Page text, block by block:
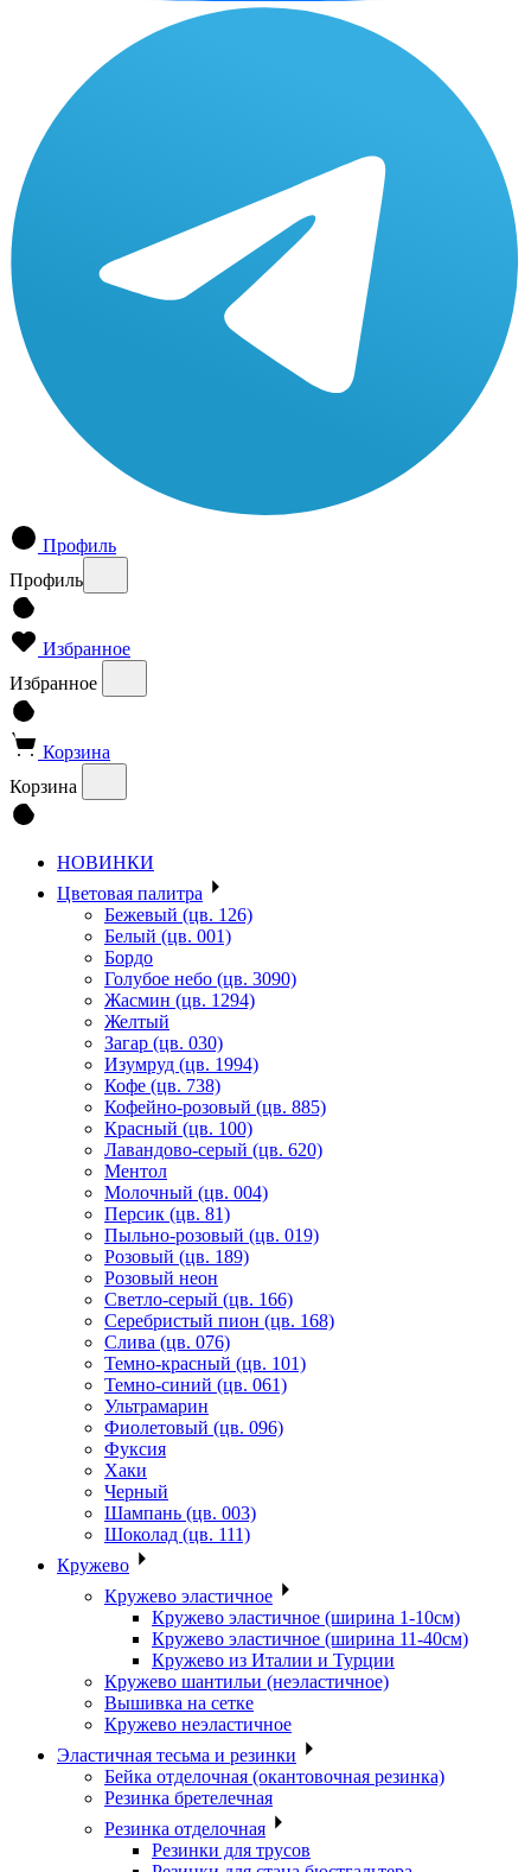
Профиль
Профиль
Избранное
Избранное
Корзина
Корзина
НОВИНКИ
Цветовая палитра
Бежевый (цв. 126)
Белый (цв. 001)
Бордо
Голубое небо (цв. 3090)
Жасмин (цв. 1294)
Желтый
Загар (цв. 030)
Изумруд (цв. 1994)
Кофе (цв. 738)
Кофейно-розовый (цв. 885)
Красный (цв. 100)
Лавандово-серый (цв. 620)
Ментол
Молочный (цв. 004)
Персик (цв. 81)
Пыльно-розовый (цв. 019)
Розовый (цв. 189)
Розовый неон
Светло-серый (цв. 166)
Серебристый пион (цв. 168)
Слива (цв. 076)
Темно-красный (цв. 101)
Темно-синий (цв. 061)
Ультрамарин
Фиолетовый (цв. 096)
Фуксия
Хаки
Черный
Шампань (цв. 003)
Шоколад (цв. 111)
Кружево
Кружево эластичное
Кружево эластичное (ширина 1-10см)
Кружево эластичное (ширина 11-40см)
Кружево из Италии и Турции
Кружево шантильи (неэластичное)
Вышивка на сетке
Кружево неэластичное
Эластичная тесьма и резинки
Бейка отделочная (окантовочная резинка)
Резинка бретелечная
Резинка отделочная
Резинки для трусов